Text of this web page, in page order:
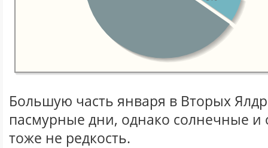
Большую часть января в Вторых
пасмурные дни, однако солнечные
тоже не редкость.